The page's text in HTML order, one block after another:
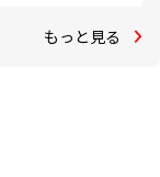
もっと見る